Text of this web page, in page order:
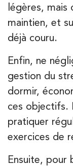
légères, mais
maintien, et
déjà couru.
Enfin, ne
gestion du
dormir,
ces objectifs.
pratiquer
exercices de
Ensuite,